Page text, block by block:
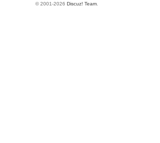
© 2001-2026 Discuz! Team